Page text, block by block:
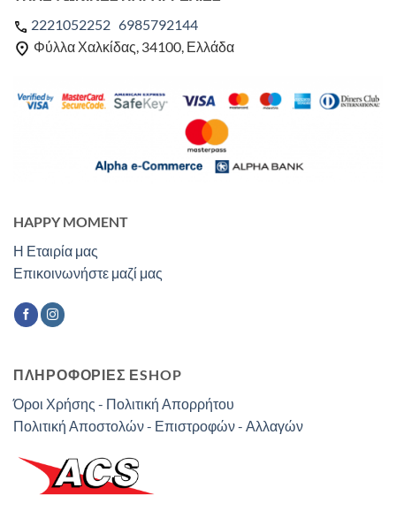
HAPPY MOMENT
Η Εταιρία μας
Επικοινωνήστε μαζί μας
ΠΛΗΡΟΦΟΡΙΕΣ ΕSHOP
Όροι Χρήσης - Πολιτική Απορρήτου
Πολιτική Αποστολών - Επιστροφών - Αλλαγών
2221052252 6985792144
Φύλλα Χαλκίδας, 34100, Ελλάδα